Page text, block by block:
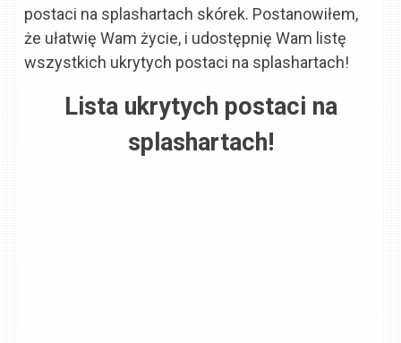
postaci na splashartach skórek. Postanowiłem,
że ułatwię Wam życie, i udostępnię Wam listę
wszystkich ukrytych postaci na splashartach!
Lista ukrytych postaci na
splashartach!